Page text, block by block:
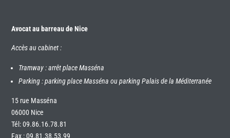
Avocat au barreau de Nice
Accès au cabinet :
Tramway : arrêt place Masséna
Parking : parking place Masséna ou parking Palais de la Méditerranée
15 rue Masséna
06000 Nice
Tél:09.86.16.78.81
Fax : 09.81.38.53.99